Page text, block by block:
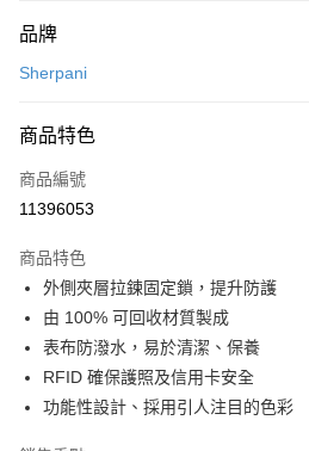
信用卡一次付款
LINE Pay
Apple Pay
悠遊付
Google Pay
全盈+PAY
AFTEE先享後付
品牌
Sherpani
商品特色
商品編號
11396053
商品特色
外側夾層拉鍊固定鎖，提升防護
由 100% 可回收材質製成
表布防潑水，易於清潔、保養
RFID 確保護照及信用卡安全
功能性設計、採用引人注目的色彩